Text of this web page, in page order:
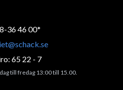
36 46 00*
65 22 - 7
till fredag 13:00 till 15.00.